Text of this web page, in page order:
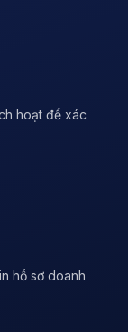
hoạt để xác
hồ sơ doanh